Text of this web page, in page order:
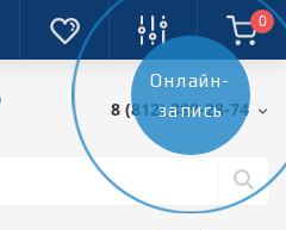
0
8 (812) 389-28-74
Онлайн-
запись